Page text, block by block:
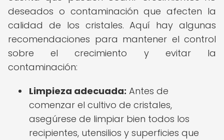
deseados o contaminación que afecten la
calidad de los cristales. Aquí hay algunas
recomendaciones para mantener el control
sobre el crecimiento y evitar la
contaminación:
Limpieza adecuada: Antes de
comenzar el cultivo de cristales,
asegúrese de limpiar bien todos los
recipientes, utensilios y superficies que